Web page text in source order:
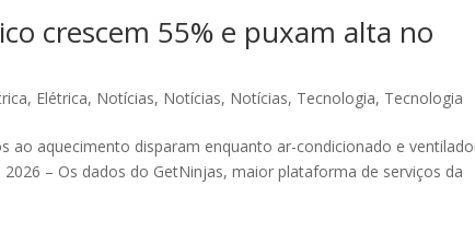
crescem 55% e puxam alta no
, Elétrica, Notícias, Notícias, Notícias, Tecnologia, Tecnologia
ao aquecimento disparam enquanto ar-condicionado e
– Os dados do GetNinjas, maior plataforma de serviços da